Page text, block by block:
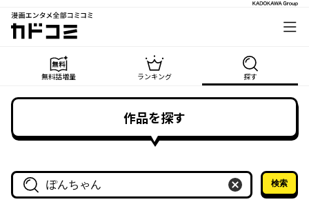
漫画エンタメ全部コミコミ
カドコミ
無料話増量 ランキング 探す
作品を探す
作品名・作家名で探す
検索